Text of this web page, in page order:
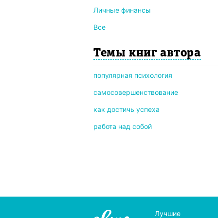
Личные финансы
Все
Темы книг автора
популярная психология
самосовершенствование
как достичь успеха
работа над собой
Лучшие